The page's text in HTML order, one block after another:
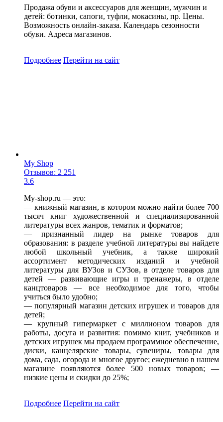
Продажа обуви и аксессуаров для женщин, мужчин и
детей: ботинки, сапоги, туфли, мокасины, пр. Цены.
Возможность онлайн-заказа. Календарь сезонности
обуви. Адреса магазинов.
Подробнее Перейти на сайт
My Shop
Отзывов: 2 251
3.6
My-shop.ru — это:
— книжный магазин, в котором можно найти более 700
тысяч книг художественной и специализированной
литературы всех жанров, тематик и форматов;
— признанный лидер на рынке товаров для
образования: в разделе учебной литературы вы найдете
любой школьный учебник, а также широкий
ассортимент методических изданий и учебной
литературы для ВУЗов и СУЗов, в отделе товаров для
детей — развивающие игры и тренажеры, в отделе
канцтоваров — все необходимое для того, чтобы
учиться было удобно;
— популярный магазин детских игрушек и товаров для
детей;
— крупный гипермаркет с миллионом товаров для
работы, досуга и развития: помимо книг, учебников и
детских игрушек мы продаем программное обеспечение,
диски, канцелярские товары, сувениры, товары для
дома, сада, огорода и многое другое; ежедневно в нашем
магазине появляются более 500 новых товаров; —
низкие цены и скидки до 25%;
Подробнее Перейти на сайт